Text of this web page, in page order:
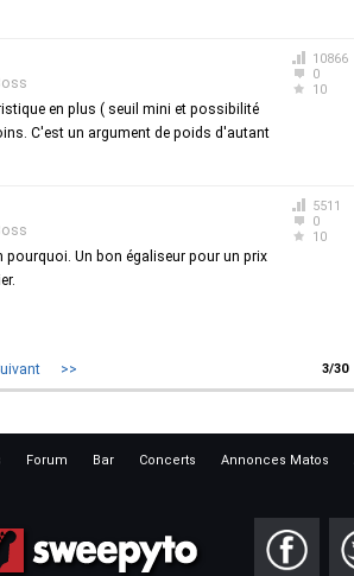
10866
0
10
en plus ( seuil mini et possibilité
C'est un argument de poids d'autant
5511
0
10
pourquoi. Un bon égaliseur pour un prix
3/30
>>
Forum Bar Concerts Annonces Matos